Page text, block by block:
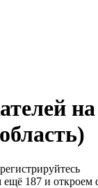
187 и откроем